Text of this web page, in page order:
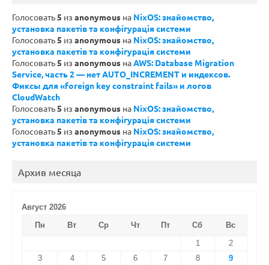
Голосовать5 из anonymous на NixOS: знайомство,
установка пакетів та конфігурація системи
Голосовать5 из anonymous на NixOS: знайомство,
установка пакетів та конфігурація системи
Голосовать5 из anonymous наAWS: Database Migration
Service, часть 2 — нет AUTO_INCREMENT и индексов.
Фиксы для «foreign key constraint fails» и логов
CloudWatch
Голосовать5 из anonymous на NixOS: знайомство,
установка пакетів та конфігурація системи
Голосовать5 из anonymous на NixOS: знайомство,
установка пакетів та конфігурація системи
Архив месяца
Август 2026
Пн
Вт Ср Чт Пт Сб
Вс
1
2
3
4 5 6 7 8 9